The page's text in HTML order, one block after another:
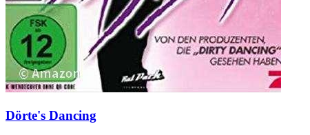
Dörte's Dancing